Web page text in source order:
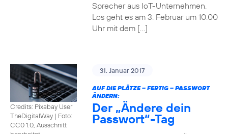
Sprecher aus IoT-Unternehmen.
Los geht es am 3. Februar um 10.00
Uhr mit dem […]
Credits: Pixabay User
TheDigitalWay | Foto:
CC0 1.0, Ausschnitt
31. Januar 2017
AUF DIE PLÄTZE – FERTIG – PASSWORT
ÄNDERN:
Der „Ändere dein
Passwort“-Tag